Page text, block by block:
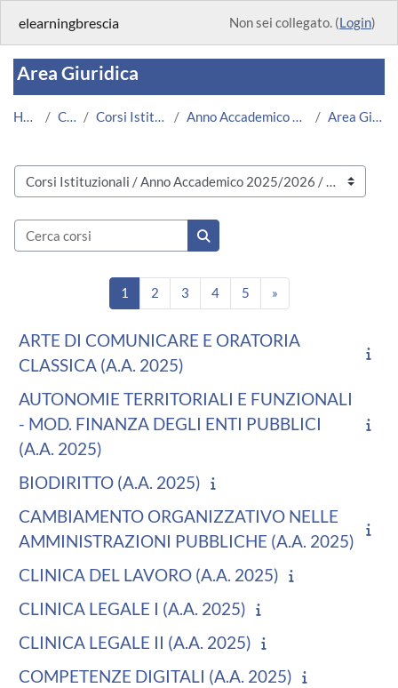
elearningbrescia Non sei collegato. (Login)
Area Giuridica
Home Corsi Corsi Istituzionali Anno Accademico 2025/2026 Area Giuridica
Categorie di corso
Cerca corsi
Cerca corsi
1 Pagina 1
2Pagina 2
3Pagina 3
4Pagina 4
5Pagina 5
»Pagina successiva
ARTE DI COMUNICARE E ORATORIA
CLASSICA (A.A. 2025)
AUTONOMIE TERRITORIALI E FUNZIONALI
- MOD. FINANZA DEGLI ENTI PUBBLICI
(A.A. 2025)
BIODIRITTO (A.A. 2025)
CAMBIAMENTO ORGANIZZATIVO NELLE
AMMINISTRAZIONI PUBBLICHE (A.A. 2025)
CLINICA DEL LAVORO (A.A. 2025)
CLINICA LEGALE I (A.A. 2025)
CLINICA LEGALE II (A.A. 2025)
COMPETENZE DIGITALI (A.A. 2025)